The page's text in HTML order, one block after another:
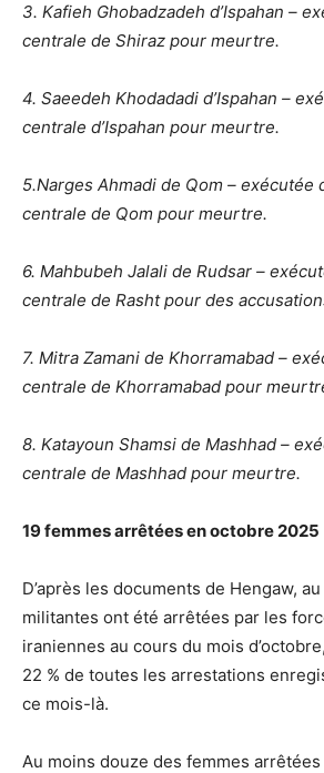
3. Kafieh Ghobadzadeh d’Ispahan –
centrale de Shiraz pour meurtre.
4. Saeedeh Khodadadi d’Ispahan –
centrale d’Ispahan pour meurtre.
​5.​Narges Ahmadi de Qom – exécutée
centrale de Qom pour meurtre.
6. Mahbubeh Jalali de Rudsar –
centrale de Rasht pour des
7. Mitra Zamani de Khorramabad –
centrale de Khorramabad pour
8. Katayoun Shamsi de Mashhad –
centrale de Mashhad pour meurtre.
19 femmes arrêtées en octobre 2025
D’après les documents de Hengaw,
militantes ont été arrêtées par les
iraniennes au cours du mois
22 % de toutes les arrestations
ce mois-là.
Au moins douze des femmes